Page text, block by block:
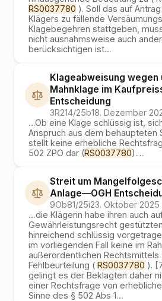
RS0037780 ). Soll das auf
Klägers zu fällende
Klagebegehren stattgeben,
nicht ausnahmsweise auch
berücksichtigen ist…
Klageabweisung wegen
Mahnklage im
Entscheidung
3R214/25b18. Dezember
…Ob eine Klage schlüssig ist,
Anspruch aus dem behaupteten
stellt keine erhebliche
502 ZPO dar (RS0037780).…
Streit um
Anlage—OGH
9Ob81/25i23. Oktober 2025
…die Klägerin habe ihren auch
Gewährleistungsrecht
hinreichend schlüssig
im vorliegenden Fall keine im
außerordentlichen Rechtsmittels
Fehlbeurteilung ( RS0037780 ).
gelingt es der Beklagten daher
einer Rechtsfrage von
Sinne des § 502 Abs 1…